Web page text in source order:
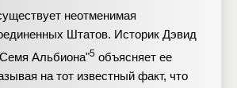
неотменимая
Штатов. Историк Дэвид
Альбиона"5 объясняет ее
на тот известный факт, что